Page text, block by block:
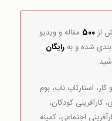
از500 مقاله و ویدیو
شده و بهرایگان
استارتاپ ناب، بوم
کارآفرینی کودکان،
اجتماعی، کمینه